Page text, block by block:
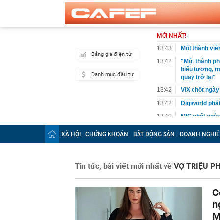
Bảng giá điện tử
Danh mục đầu tư
MỚI NHẤT!
13:43
Một thành
13:42
"Một thành
biểu tượng,
quay trở lại"
13:42
VIX chốt
13:42
Digiworld
13:40
MIC chốt
13:37
Mazda CX-5
xuống áp sát
13:34
Từng công bố
BĐS "khủng"
nhà ở xã hội
13:32
Dấu hiệu
13:32
Nắng nóng
XÃ HỘI CHỨNG KHOÁN BẤT ĐỘNG SẢN DOANH
Tin tức, bài viết mới nhất về VỢ TRIỆU